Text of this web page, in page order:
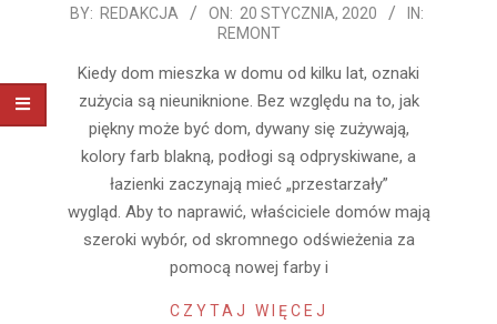
2020-
20
BY: REDAKCJA ON: 20 STYCZNIA, 2020
IN:
REMONT
Kiedy dom mieszka w domu od kilku lat, oznaki
zużycia są nieuniknione. Bez względu na to, jak
piękny może być dom, dywany się zużywają,
kolory farb blakną, podłogi są odpryskiwane, a
łazienki zaczynają mieć „przestarzały”
wygląd. Aby to naprawić, właściciele domów mają
szeroki wybór, od skromnego odświeżenia za
pomocą nowej farby i
CZYTAJ WIĘCEJ